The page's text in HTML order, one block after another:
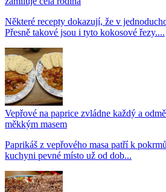
Některé recepty dokazují, že v
Přesně takové jsou i tyto kokosové řezy....
Vepřové na paprice zvládne každý a
měkkým masem
Paprikáš z vepřového masa patří k
kuchyni pevné místo už od dob...